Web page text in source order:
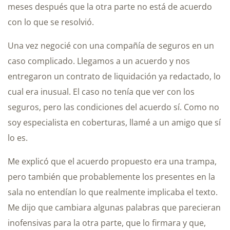
meses después que la otra parte no está de acuerdo
con lo que se resolvió.
Una vez negocié con una compañía de seguros en un
caso complicado. Llegamos a un acuerdo y nos
entregaron un contrato de liquidación ya redactado, lo
cual era inusual. El caso no tenía que ver con los
seguros, pero las condiciones del acuerdo sí. Como no
soy especialista en coberturas, llamé a un amigo que sí
lo es.
Me explicó que el acuerdo propuesto era una trampa,
pero también que probablemente los presentes en la
sala no entendían lo que realmente implicaba el texto.
Me dijo que cambiara algunas palabras que parecieran
inofensivas para la otra parte, que lo firmara y que,